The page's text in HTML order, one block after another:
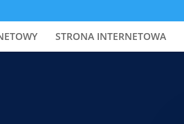
STRONA INTERNETOWA